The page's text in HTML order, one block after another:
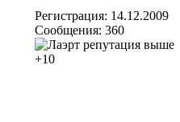
Регистрация: 14.12.2009
Сообщения: 360